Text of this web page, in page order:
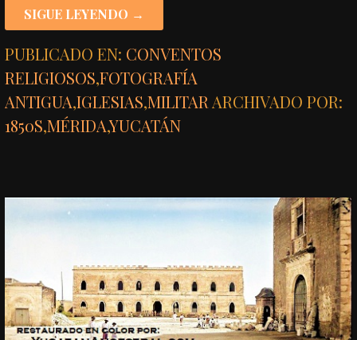
SIGUE LEYENDO →
PUBLICADO EN: CONVENTOS
RELIGIOSOS,FOTOGRAFÍA
ANTIGUA,IGLESIAS,MILITAR ARCHIVADO POR:
1850S,MÉRIDA,YUCATÁN